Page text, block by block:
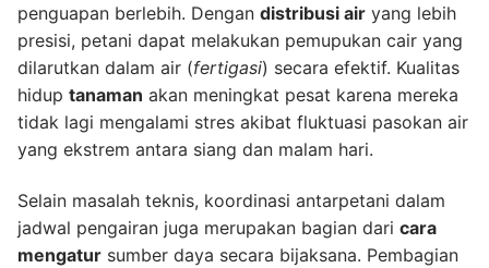
penguapan berlebih. Dengan distribusi air yang lebih
presisi, petani dapat melakukan pemupukan cair yang
dilarutkan dalam air (fertigasi) secara efektif. Kualitas
hidup tanaman akan meningkat pesat karena mereka
tidak lagi mengalami stres akibat fluktuasi pasokan air
yang ekstrem antara siang dan malam hari.
Selain masalah teknis, koordinasi antarpetani dalam
jadwal pengairan juga merupakan bagian dari cara
mengatur sumber daya secara bijaksana. Pembagian